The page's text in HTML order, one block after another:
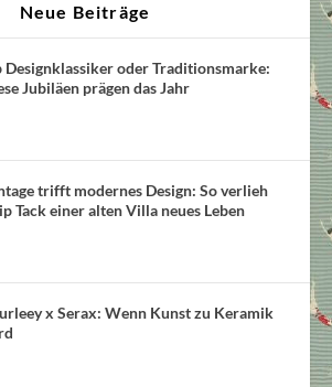
Neue Beiträge
Designklassiker oder Traditionsmarke:
Jubiläen prägen das Jahr
trifft modernes Design: So verlieh
Tack einer alten Villa neues Leben
x Serax: Wenn Kunst zu Keramik